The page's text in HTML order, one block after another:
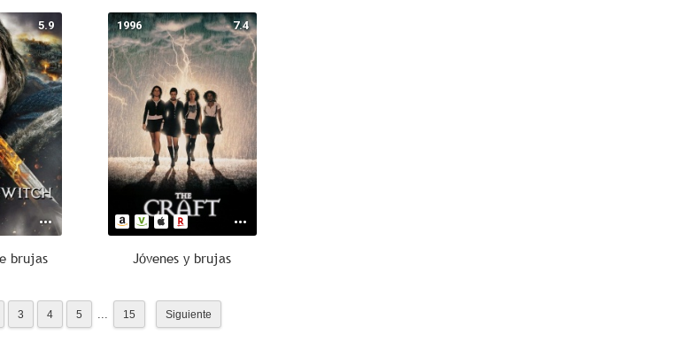
5.9
brujas
7.4
1996
Jóvenes y brujas
3 4 5 ... 15 Siguiente